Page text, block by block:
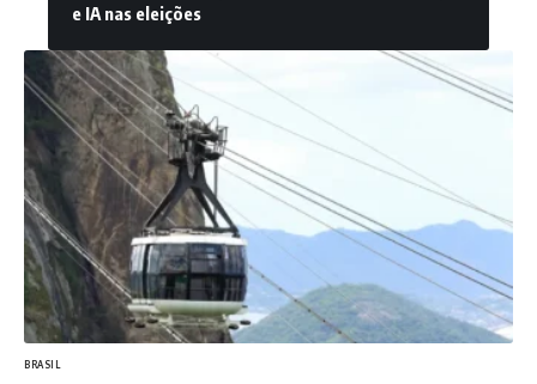
e IA nas eleições
BRASIL